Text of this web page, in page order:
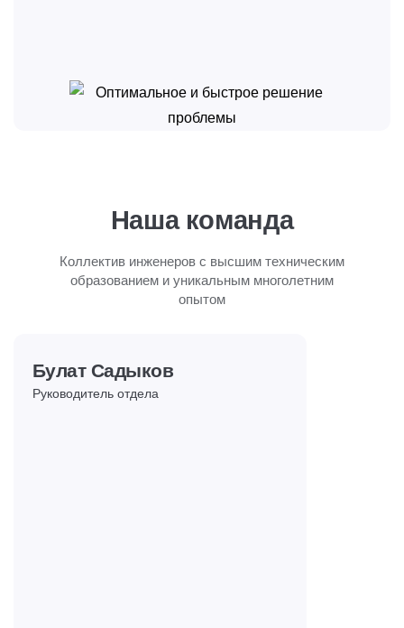
Наша команда
Коллектив инженеров с высшим техническим
образованием и уникальным многолетним
опытом
Булат Садыков
Руководитель отдела